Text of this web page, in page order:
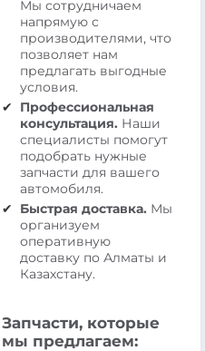
Мы сотрудничаем
напрямую с
производителями, что
позволяет нам
предлагать выгодные
условия.
Профессиональная
консультация. Наши
специалисты помогут
подобрать нужные
запчасти для вашего
автомобиля.
Быстрая доставка. Мы
организуем
оперативную
доставку по Алматы и
Казахстану.
Запчасти, которые
мы предлагаем: